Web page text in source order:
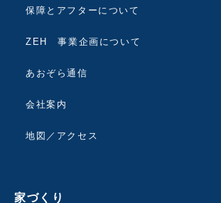
保障とアフターについて
ZEH 事業企画について
あおぞら通信
会社案内
地図／アクセス
家づくり